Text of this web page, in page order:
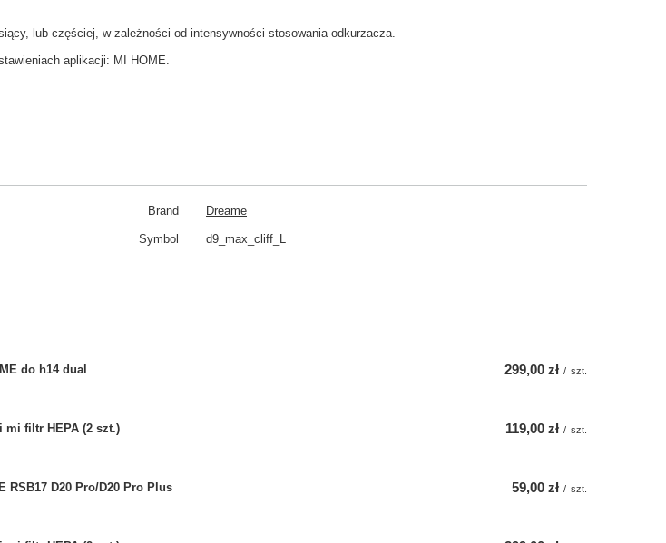
, lub częściej, w zależności od intensywności stosowania odkurzacza.
aplikacji: MI HOME.
Brand Dreame
Symbol d9_max_cliff_L
do h14 dual 299,00 zł / szt.
mi filtr HEPA (2 szt.) 119,00 zł / szt.
RSB17 D20 Pro/D20 Pro Plus 59,00 zł / szt.